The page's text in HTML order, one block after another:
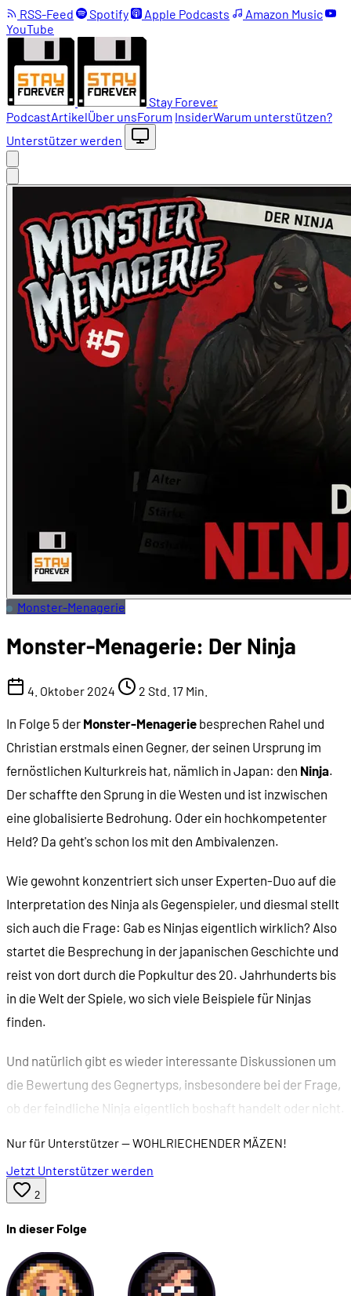
RSS-Feed Spotify Apple Podcasts
Amazon Music
YouTube
Stay Forever
PodcastArtikelÜber unsForum InsiderWarum unterstützen?
Unterstützer werden
Monster-Menagerie
Monster-Menagerie: Der Ninja
4. Oktober 2024 2 Std. 17 Min.
In Folge 5 der Monster-Menagerie besprechen Rahel und
Christian erstmals einen Gegner, der seinen Ursprung im
fernöstlichen Kulturkreis hat, nämlich in Japan: den Ninja.
Der schaffte den Sprung in die Westen und ist inzwischen
eine globalisierte Bedrohung. Oder ein hochkompetenter
Held? Da geht's schon los mit den Ambivalenzen.
Wie gewohnt konzentriert sich unser Experten-Duo auf die
Interpretation des Ninja als Gegenspieler, und diesmal stellt
sich auch die Frage: Gab es Ninjas eigentlich wirklich? Also
startet die Besprechung in der japanischen Geschichte und
reist von dort durch die Popkultur des 20. Jahrhunderts bis
in die Welt der Spiele, wo sich viele Beispiele für Ninjas
finden.
Und natürlich gibt es wieder interessante Diskussionen um
die Bewertung des Gegnertyps, insbesondere bei der Frage,
ob der feindliche Ninja eigentlich boshaft handelt oder nicht.
Nur für Unterstützer— WOHLRIECHENDER MÄZEN!
Jetzt Unterstützer werden
2
In dieser Folge